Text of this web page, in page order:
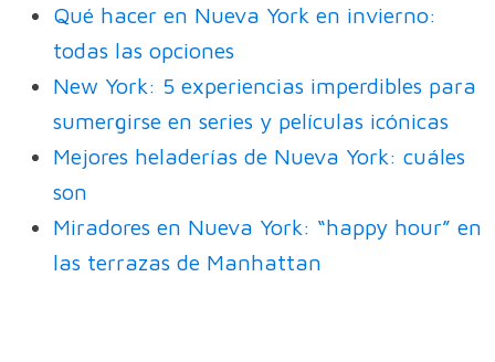
Qué hacer en Nueva York en invierno:
todas las opciones
New York: 5 experiencias imperdibles para
sumergirse en series y películas icónicas
Mejores heladerías de Nueva York: cuáles
son
Miradores en Nueva York: “happy hour” en
las terrazas de Manhattan